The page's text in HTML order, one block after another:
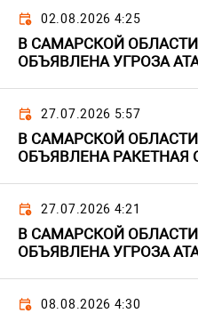
02.08.2026 4:25
В САМАРСКОЙ
ОБЪЯВЛЕНА УГРОЗА
27.07.2026 5:57
В САМАРСКОЙ
ОБЪЯВЛЕНА РАКЕТНАЯ
27.07.2026 4:21
В САМАРСКОЙ
ОБЪЯВЛЕНА УГРОЗА
08.08.2026 4:30